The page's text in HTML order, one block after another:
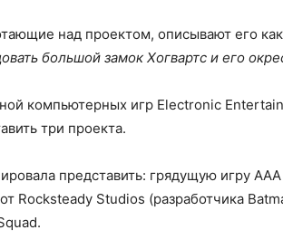
над проектом, описывают его как
большой замок Хогвартс и его
компьютерных игр Electronic
три проекта.
представить: грядущую игру
Rocksteady Studios (разработчика